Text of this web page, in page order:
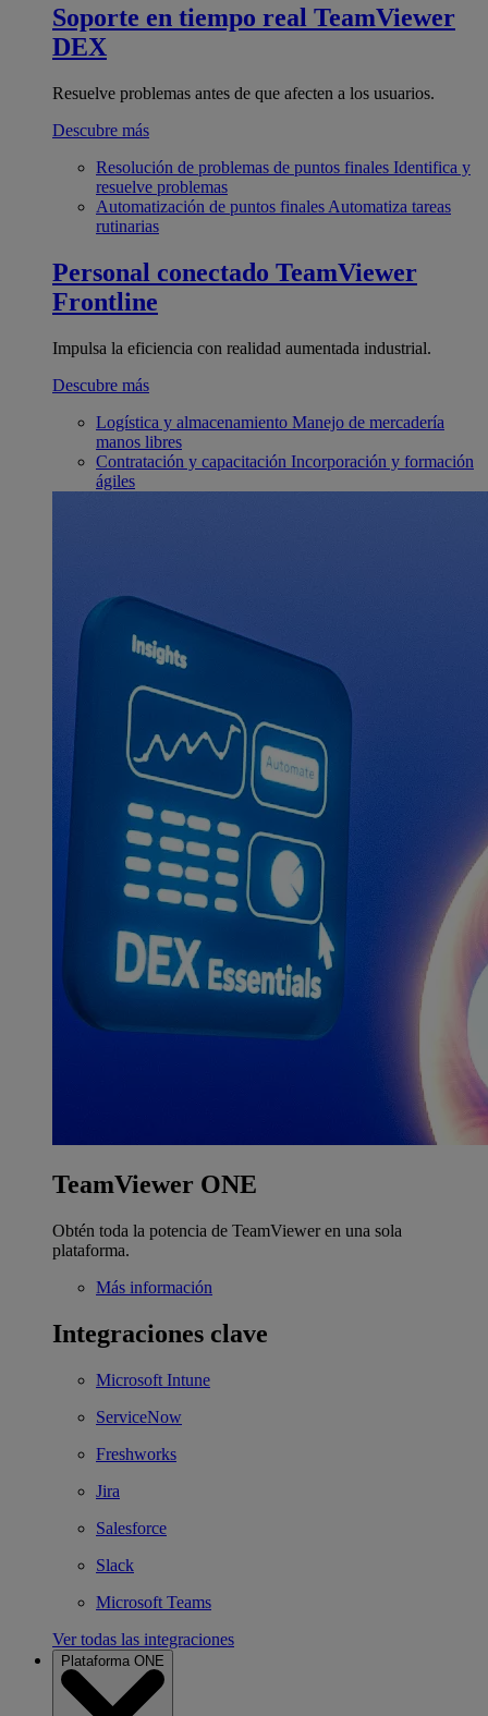
Soporte en tiempo real TeamViewer
DEX
Resuelve problemas antes de que afecten a los usuarios.
Descubre más
Resolución de problemas de puntos finales Identifica y
resuelve problemas
Automatización de puntos finales Automatiza tareas
rutinarias
Personal conectado TeamViewer
Frontline
Impulsa la eficiencia con realidad aumentada industrial.
Descubre más
Logística y almacenamiento Manejo de mercadería
manos libres
Contratación y capacitación Incorporación y formación
ágiles
TeamViewer ONE
Obtén toda la potencia de TeamViewer en una sola
plataforma.
Más información
Integraciones clave
Microsoft Intune
ServiceNow
Freshworks
Jira
Salesforce
Slack
Microsoft Teams
Ver todas las integraciones
Plataforma ONE